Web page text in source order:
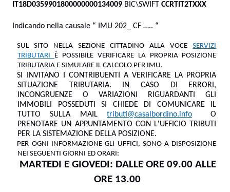
IT18D0359901800000000134009 BIC\SWIFT CCRTIT2TXXX
Indicando nella causale “ IMU 202_ CF ….. “
SUL SITO NELLA SEZIONE CITTADINO ALLA VOCESERVIZI
TRIBUTARI È POSSIBILE VERIFICARE LA PROPRIA POSIZIONE
TRIBUTARIA E SIMULARE IL CALCOLO PER IMU.
SI INVITANO I CONTRIBUENTI A VERIFICARE LA PROPRIA
SITUAZIONE TRIBUTARIA. IN CASO DI ERRORI,
INCONGRUENZE O VARIAZIONI RIGUARDANTI GLI
IMMOBILI POSSEDUTI SI CHIEDE DI COMUNICARE IL
TUTTO SULLA MAIL tributi@casalbordino.info
O
PRENOTARE UN APPUNTAMENTO CON L'UFFICIO TRIBUTI
PER LA SISTEMAZIONE DELLA POSIZIONE.
PER OGNI INFORMAZIONE GLI UFFICI, SONO A DISPOSIZIONE
NEI SEGUENTI GIORNI ED ORARI:
MARTEDI E GIOVEDI: DALLE ORE 09.00 ALLE
ORE 13.00